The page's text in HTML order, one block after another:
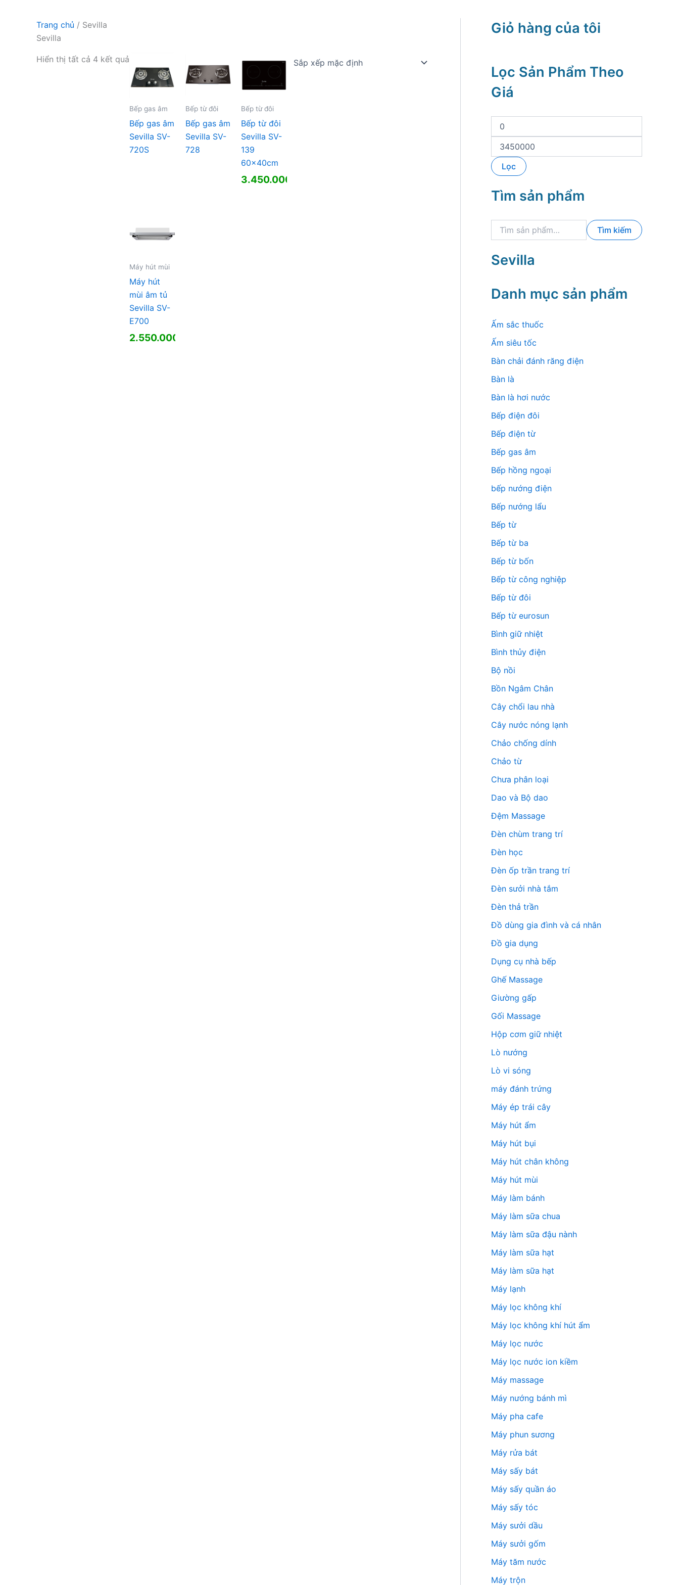
Trang chủ / Sevilla
Sevilla
Hiển thị tất cả 4 kết quả
Bếp gas âm
Bếp gas âm
Sevilla SV-
720S
Bếp từ đôi
Bếp gas âm
Sevilla SV-
728
Bếp từ đôi
Bếp từ đôi
Sevilla SV-
139
60x40cm
3.450.000
Máy hút mùi
Máy hút
mùi âm tủ
Sevilla SV-
E700
2.550.000
Giỏ hàng của tôi
Lọc Sản Phẩm Theo
Giá
ố
i
h
u
á
t
i
đ
Lọc
Tìm sản phẩm
k
i
Tìm kiếm
Sevilla
Danh mục sản phẩm
Ấm sắc thuốc
Ấm siêu tốc
Bàn chải đánh răng điện
Bàn là
Bàn là hơi nước
Bếp điện đôi
Bếp điện từ
Bếp gas âm
Bếp hồng ngoại
bếp nướng điện
Bếp nướng lẩu
Bếp từ
Bếp từ ba
Bếp từ bốn
Bếp từ công nghiệp
Bếp từ đôi
Bếp từ eurosun
Bình giữ nhiệt
Bình thủy điện
Bộ nồi
Bồn Ngâm Chân
Cây chổi lau nhà
Cây nước nóng lạnh
Chảo chống dính
Chảo từ
Chưa phân loại
Dao và Bộ dao
Đệm Massage
Đèn chùm trang trí
Đèn học
Đèn ốp trần trang trí
Đèn sưởi nhà tắm
Đèn thả trần
Đồ dùng gia đình và cá nhân
Đồ gia dụng
Dụng cụ nhà bếp
Ghế Massage
Giường gấp
Gối Massage
Hộp cơm giữ nhiệt
Lò nướng
Lò vi sóng
máy đánh trứng
Máy ép trái cây
Máy hút ẩm
Máy hút bụi
Máy hút chân không
Máy hút mùi
Máy làm bánh
Máy làm sữa chua
Máy làm sữa đậu nành
Máy làm sữa hạt
Máy làm sữa hạt
Máy lạnh
Máy lọc không khí
Máy lọc không khí hút ẩm
Máy lọc nước
Máy lọc nước ion kiềm
Máy massage
Máy nướng bánh mì
Máy pha cafe
Máy phun sương
Máy rửa bát
Máy sấy bát
Máy sấy quần áo
Máy sấy tóc
Máy sưởi dầu
Máy sưởi gốm
Máy tăm nước
Máy trộn